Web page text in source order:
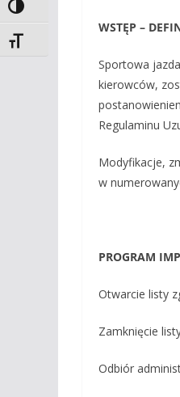
Toggle High Contrast
Toggle Font size
WSTĘP –
Sportowa
kierowców,
Regulaminu
Modyfikacje,
w
PROGRAM
Otwarcie
Zamknięcie
Odbiór